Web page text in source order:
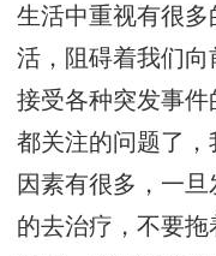
生活中重视有很
活，阻碍着我们
接受各种突发事件
都关注的问题了
因素有很多，一
的去治疗，不要